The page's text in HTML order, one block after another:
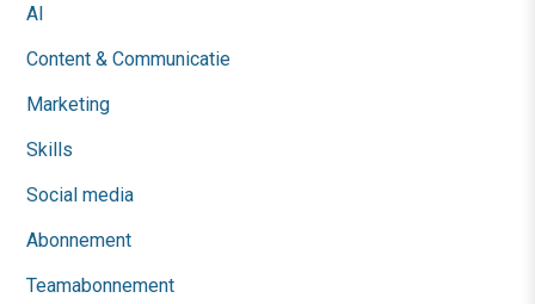
AI
Content & Communicatie
Marketing
Skills
Social media
Abonnement
Teamabonnement